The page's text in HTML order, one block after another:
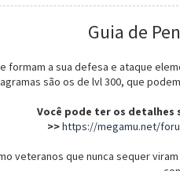
Guia de
formam a sua defesa e ataque
são os de lvl 300, que
Você pode ter os detalhes
>>https://megamu.net/
veteranos que nunca sequer